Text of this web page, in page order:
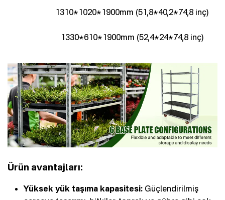
1310*1020*1900mm (51,8*40,2*74,8 inç)
1330*610*1900mm (52,4*24*74,8 inç)
Ürün avantajları:
Yüksek yük taşıma kapasitesi: Güçlendirilmiş